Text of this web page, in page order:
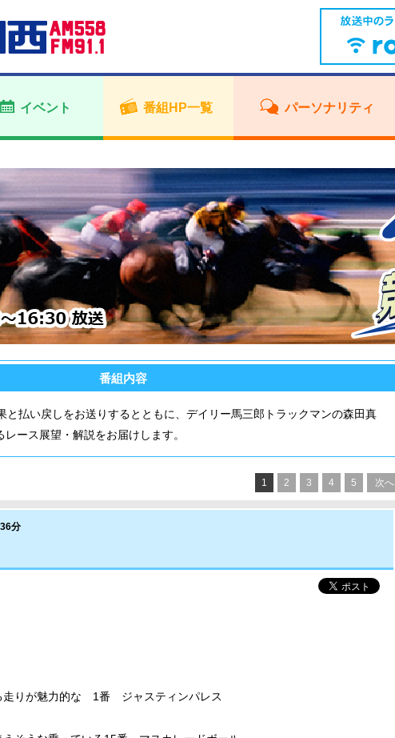
イベント 番組HP一覧 パーソナリティ
番組内容
と払い戻しをお送りするとともに、デイリー馬三郎トラックマンの森田真
ース展望・解説をお届けします。
1 2 3 4 5 次へ
分
走りが魅力的な 1番 ジャスティンパレス